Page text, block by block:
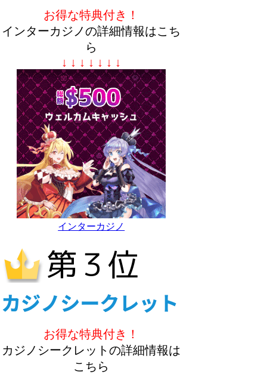
お得な特典付き！
インターカジノの詳細情報はこち
ら
↓ ↓ ↓ ↓ ↓ ↓ ↓
インターカジノ
お得な特典付き！
カジノシークレットの詳細情報は
こちら